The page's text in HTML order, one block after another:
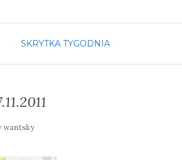
SKRYTKA TYGODNIA
wantsky